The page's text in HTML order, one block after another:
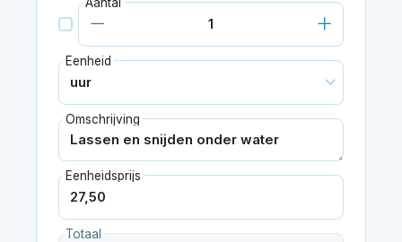
Eenheid
Omschrijving
Eenheidsprijs
Totaal